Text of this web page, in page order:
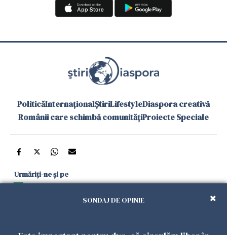
PoliticăInternaționalȘtiriLifestyleDiaspora creativă
Românii care schimbă comunitățiProiecte Speciale
Urmăriți-ne și pe
și în aplicațiile mobileSONDAJ DE OPINIE